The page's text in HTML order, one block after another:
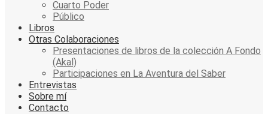
Cuarto Poder
Público
Libros
Otras Colaboraciones
Presentaciones de libros de la colección A Fondo
(Akal)
Participaciones en La Aventura del Saber
Entrevistas
Sobre mí
Contacto